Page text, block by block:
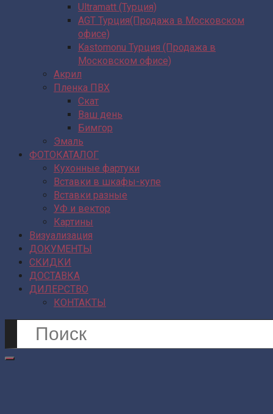
Ultramatt (Турция)
AGT Турция(Продажа в Московском
офисе)
Kastomonu Турция (Продажа в
Московском офисе)
Акрил
Пленка ПВХ
Скат
Ваш день
Бимгор
Эмаль
ФОТОКАТАЛОГ
Кухонные фартуки
Вставки в шкафы-купе
Вставки разные
УФ и вектор
Картины
Визуализация
ДОКУМЕНТЫ
СКИДКИ
ДОСТАВКА
ДИЛЕРСТВО
КОНТАКТЫ